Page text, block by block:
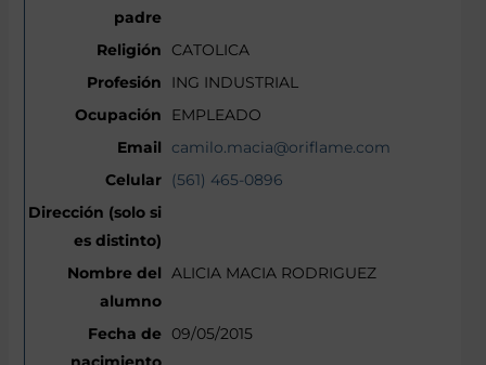
CATOLICA
ING INDUSTRIAL
EMPLEADO
camilo.macia@oriflame.com
(561) 465-0896
ALICIA MACIA RODRIGUEZ
09/05/2015